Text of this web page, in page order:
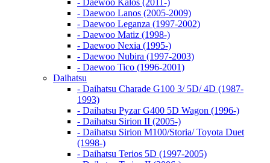
- Daewoo Kalos (2011-)
- Daewoo Lanos (2005-2009)
- Daewoo Leganza (1997-2002)
- Daewoo Matiz (1998-)
- Daewoo Nexia (1995-)
- Daewoo Nubira (1997-2003)
- Daewoo Tico (1996-2001)
Daihatsu
- Daihatsu Charade G100 3/ 5D/ 4D (1987-
1993)
- Daihatsu Pyzar G400 5D Wagon (1996-)
- Daihatsu Sirion II (2005-)
- Daihatsu Sirion M100/Storia/ Toyota Duet
(1998-)
- Daihatsu Terios 5D (1997-2005)